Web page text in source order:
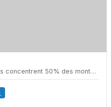
50% des montants levés depuis 2015